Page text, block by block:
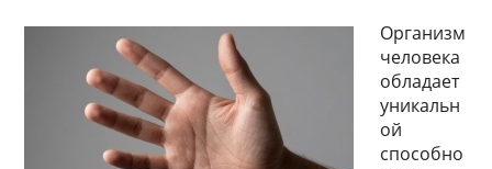
Организм
человека
обладает
уникальн
ой
способно